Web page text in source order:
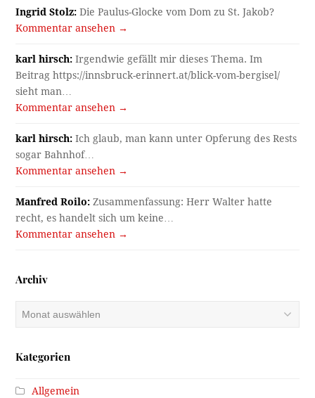
Ingrid Stolz: Die Paulus-Glocke vom Dom zu St. Jakob?
Kommentar ansehen →
karl hirsch: Irgendwie gefällt mir dieses Thema. Im
Beitrag https://innsbruck-erinnert.at/blick-vom-bergisel/
sieht man…
Kommentar ansehen →
karl hirsch: Ich glaub, man kann unter Opferung des Rests
sogar Bahnhof…
Kommentar ansehen →
Manfred Roilo: Zusammenfassung: Herr Walter hatte
recht, es handelt sich um keine…
Kommentar ansehen →
Archiv
Kategorien
Allgemein